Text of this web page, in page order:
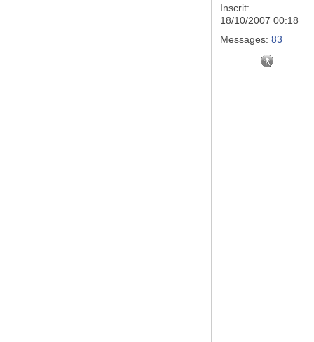
Inscrit:
18/10/2007 00:18
Messages: 83